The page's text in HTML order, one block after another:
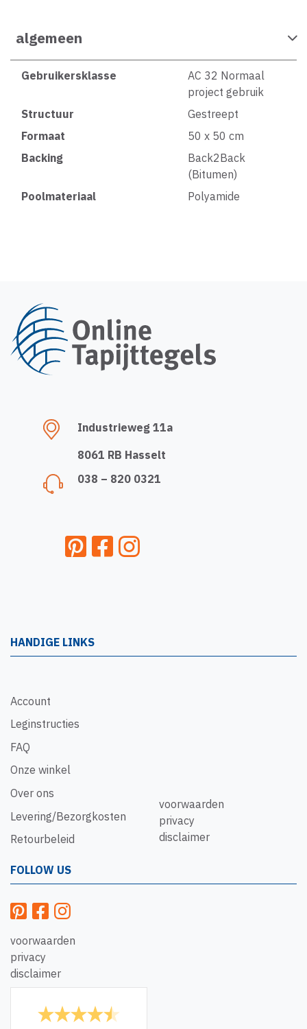
algemeen
Gebruikersklasse
AC 32 Normaal
project gebruik
Structuur
Gestreept
Formaat
50 x 50 cm
Backing
Back2Back
(Bitumen)
Poolmateriaal
Polyamide
Industrieweg 11a
8061 RB Hasselt
038 – 820 0321
HANDIGE LINKS
Account
Leginstructies
FAQ
Onze winkel
Over ons
Levering/Bezorgkosten
Retourbeleid
voorwaarden
privacy
disclaimer
FOLLOW US
voorwaarden
privacy
disclaimer